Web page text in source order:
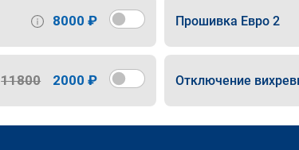
8000 ₽ Прошивка Евро 2
11800 2000 ₽ Отключение